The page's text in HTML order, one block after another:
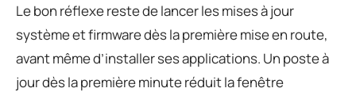
Le bon réflexe reste de lancer les mises à jour
système et firmware dès la première mise en route,
avant même d’installer ses applications. Un poste à
jour dès la première minute réduit la fenêtre